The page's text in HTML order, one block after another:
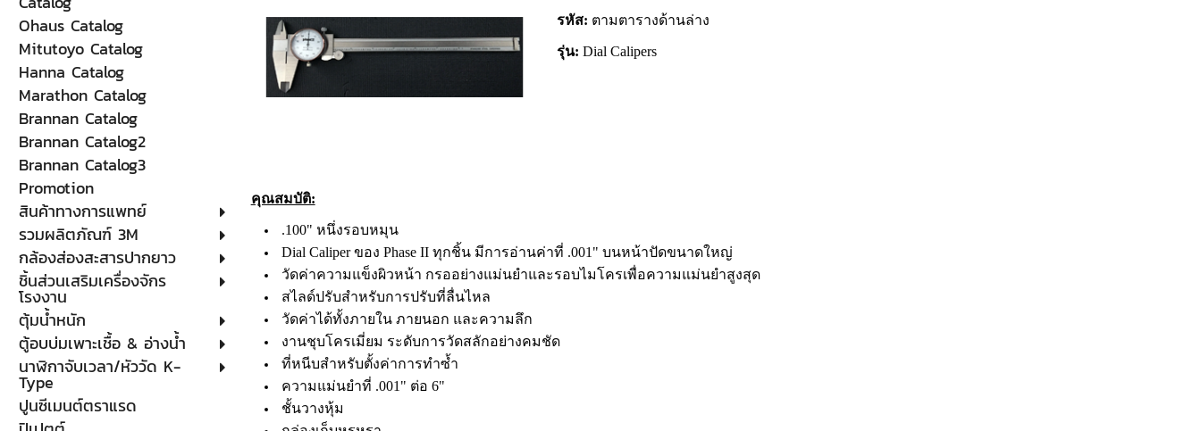
Ohaus Catalog
Mitutoyo Catalog
Hanna Catalog
Marathon Catalog
Brannan Catalog
Brannan Catalog2
Brannan Catalog3
Promotion
สินค้าทางการแพทย์
รวมผลิตภัณฑ์ 3M
กล้องส่องสะสารปากยาว
ชิ้นส่วนเสริมเครื่องจักร
โรงงาน
ตุ้มน้ำหนัก
ตู้อบบ่มเพาะเชื้อ & อ่างน้ำ
นาฬิกาจับเวลา/หัววัด K-
Type
ปูนซีเมนต์ตราแรด
รหัส: ตามตารางด้านล่าง
รุ่น: Dial Calipers
คุณสมบัติ:
.100" หนึ่งรอบหมุน
Dial Caliper ของ Phase II ทุกชิ้น มีการอ่านค่าที่ .001" บนหน้าปัดขนาดใหญ่
วัดค่าความแข็งผิวหน้า กรออย่างแม่นยำและรอบไมโครเพื่อความแม่นยำสูงสุด
สไลด์ปรับสำหรับการปรับที่ลื่นไหล
วัดค่าได้ทั้งภายใน ภายนอก และความลึก
งานชุบโครเมี่ยม ระดับการวัดสลักอย่างคมชัด
ที่หนีบสำหรับตั้งค่าการทำซ้ำ
ความแม่นยำที่ .001" ต่อ 6"
ชั้นวางหุ้ม